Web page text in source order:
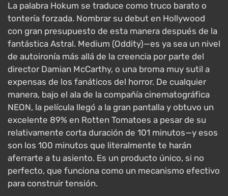
La palabra Hokum se traduce como truco barato o
tontería forzada. Nombrar su debut en Hollywood
con gran presupuesto de esta manera después de la
fantástica Astral. Medium (Oddity)—es ya sea un nivel
de autoironía más allá de la creencia por parte del
director Damian McCarthy, o una broma muy sutil a
expensas de los fanáticos del horror. De cualquier
manera, bajo el ala de la compañía cinematográfica
NEON, la película llegó a la gran pantalla y obtuvo un
excelente 89% en Rotten Tomatoes a pesar de su
relativamente corta duración de 101 minutos—y esos
son los 100 minutos que literalmente te harán
aferrarte a tu asiento. Es un producto único, si no
perfecto, que funciona como un mecanismo efectivo
para construir tensión.